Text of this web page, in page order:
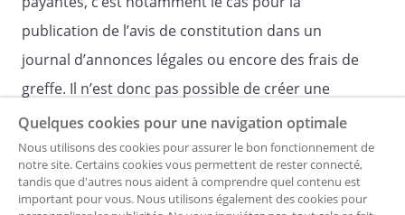
Signature de l’associé unique,
publication de l’avis de constitution dans un
journal d’annonces légales ou encore des frais de
greffe. Il n’est donc pas possible de créer une
EURL gratuitement.
Quel est le délai pour la création d’une
EURL ?
Quelques cookies pour une navigation optimale
Nous utilisons des cookies pour assurer le bon fonctionnement de
notre site. Certains cookies vous permettent de rester connecté,
tandis que d'autres nous aident à comprendre quel contenu est
important pour vous. Nous utilisons également des cookies pour